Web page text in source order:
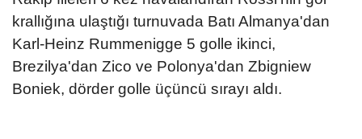
krallığına ulaştığı turnuvada Batı Almanya'dan
Karl-Heinz Rummenigge 5 golle ikinci,
Brezilya'dan Zico ve Polonya'dan Zbigniew
Boniek, dörder golle üçüncü sırayı aldı.